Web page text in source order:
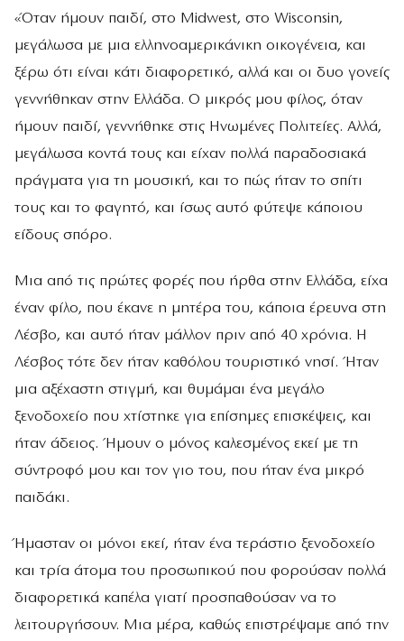
«Όταν ήμουν παιδί, στο Midwest, στο Wisconsin,
μεγάλωσα με μια ελληνοαμερικάνικη οικογένεια, και
ξέρω ότι είναι κάτι διαφορετικό, αλλά και οι δυο γονείς
γεννήθηκαν στην Ελλάδα. Ο μικρός μου φίλος, όταν
ήμουν παιδί, γεννήθηκε στις Ηνωμένες Πολιτείες. Αλλά,
μεγάλωσα κοντά τους και είχαν πολλά παραδοσιακά
πράγματα για τη μουσική, και το πώς ήταν το σπίτι
τους και το φαγητό, και ίσως αυτό φύτεψε κάποιου
είδους σπόρο.
Μια από τις πρώτες φορές που ήρθα στην Ελλάδα, είχα
έναν φίλο, που έκανε η μητέρα του, κάποια έρευνα στη
Λέσβο, και αυτό ήταν μάλλον πριν από 40 χρόνια. Η
Λέσβος τότε δεν ήταν καθόλου τουριστικό νησί. Ήταν
μια αξέχαστη στιγμή, και θυμάμαι ένα μεγάλο
ξενοδοχείο που χτίστηκε για επίσημες επισκέψεις, και
ήταν άδειος. Ήμουν ο μόνος καλεσμένος εκεί με τη
σύντροφό μου και τον γιο του, που ήταν ένα μικρό
παιδάκι.
Ήμασταν οι μόνοι εκεί, ήταν ένα τεράστιο ξενοδοχείο
και τρία άτομα του προσωπικού που φορούσαν πολλά
διαφορετικά καπέλα γιατί προσπαθούσαν να το
λειτουργήσουν. Μια μέρα, καθώς επιστρέψαμε από την